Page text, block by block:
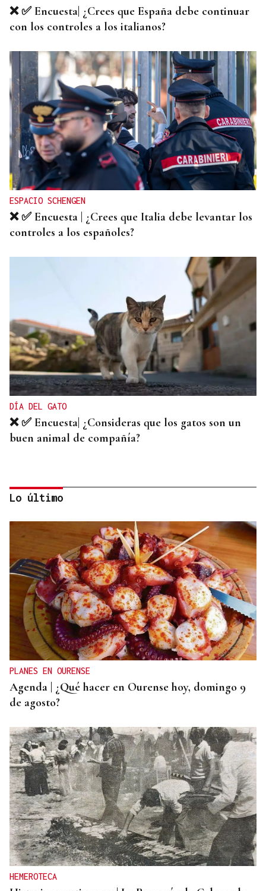
❌ ✅ Encuesta| ¿Crees que España debe continuar
con los controles a los italianos?
ESPACIO SCHENGEN
❌ ✅ Encuesta | ¿Crees que Italia debe levantar los
controles a los españoles?
DÍA DEL GATO
❌ ✅ Encuesta| ¿Consideras que los gatos son un
buen animal de compañía?
DAÑO ECOLÓGICO
❌ ✅ Encuesta | ¿Crees que las autoridades
protegen los ríos de la provincia?
Lo último
PLANES EN OURENSE
Agenda | ¿Qué hacer en Ourense hoy, domingo 9
de agosto?
HEMEROTECA